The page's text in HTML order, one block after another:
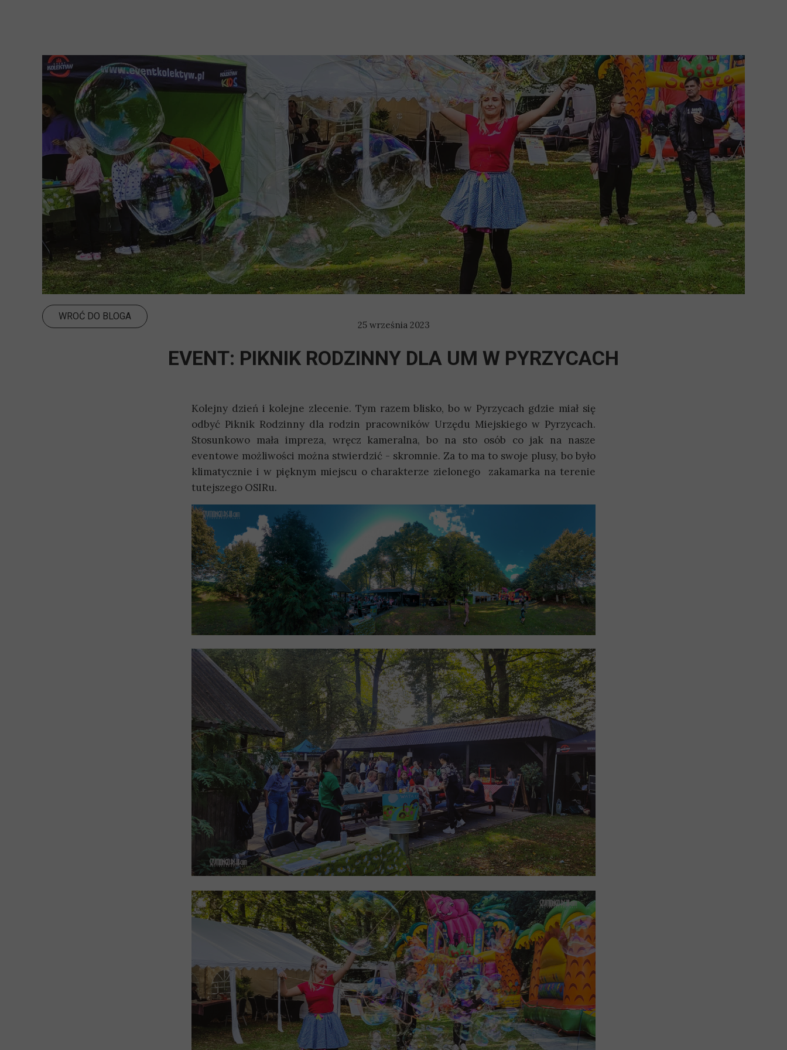
WROĆ DO BLOGA
25 września 2023
EVENT: PIKNIK RODZINNY DLA UM W PYRZYCACH
Kolejny dzień i kolejne zlecenie. Tym razem blisko, bo w Pyrzycach gdzie miał się
odbyć Piknik Rodzinny dla rodzin pracowników Urzędu Miejskiego w Pyrzycach.
Stosunkowo mała impreza, wręcz kameralna, bo na sto osób co jak na nasze
eventowe możliwości można stwierdzić - skromnie. Za to ma to swoje plusy, bo było
klimatycznie i w pięknym miejscu o charakterze zielonego zakamarka na terenie
tutejszego OSIRu.